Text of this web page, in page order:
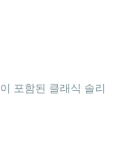
포함된 클래식 솔리